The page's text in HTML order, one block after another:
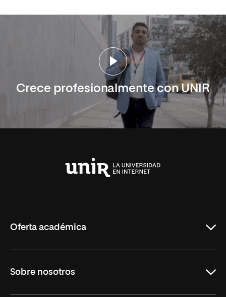
Crece profesionalmente con UNIR
Oferta académica
Maestrías
Sobre nosotros